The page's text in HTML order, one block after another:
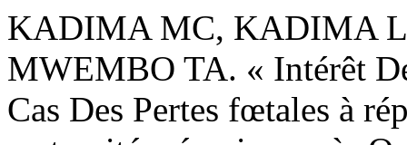
KADIMA MC, KADIMA
MWEMBO TA. « Intérêt
Cas Des Pertes fœtales à